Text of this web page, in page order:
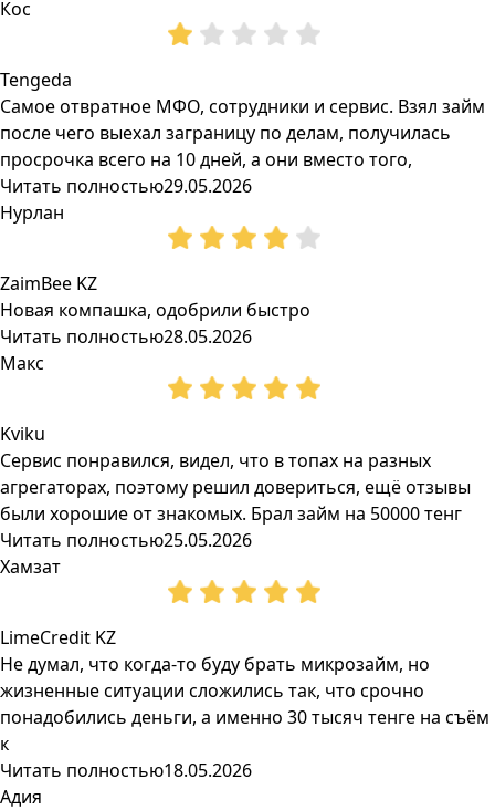
Кос
Tengeda
Самое отвратное МФО, сотрудники и сервис. Взял займ
после чего выехал заграницу по делам, получилась
просрочка всего на 10 дней, а они вместо того,
Читать полностью29.05.2026
Нурлан
ZaimBee KZ
Новая компашка, одобрили быстро
Читать полностью28.05.2026
Макс
Kviku
Сервис понравился, видел, что в топах на разных
агрегаторах, поэтому решил довериться, ещё отзывы
были хорошие от знакомых. Брал займ на 50000 тенг
Читать полностью25.05.2026
Хамзат
LimeCredit KZ
Не думал, что когда-то буду брать микрозайм, но
жизненные ситуации сложились так, что срочно
понадобились деньги, а именно 30 тысяч тенге на съём
к
Читать полностью18.05.2026
Адия